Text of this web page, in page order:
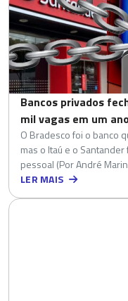
Bancos privados
mil vagas em um
O Bradesco foi o banco
mas o Itaú e o
pessoal (Por André
LER MAIS